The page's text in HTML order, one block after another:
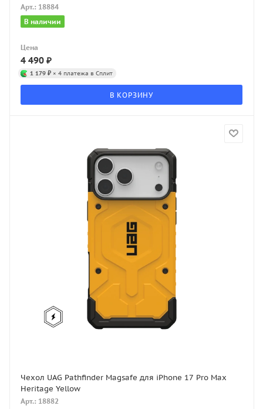
Арт.: 18884
В наличии
Цена
4 490 ₽
1 179 ₽ × 4 платежа в Сплит
В КОРЗИНУ
Чехол UAG Pathfinder Magsafe для iPhone 17 Pro Max
Heritage Yellow
Арт.: 18882